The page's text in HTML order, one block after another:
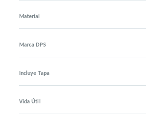
Material
Marca DPS
Incluye Tapa
Vida Útil